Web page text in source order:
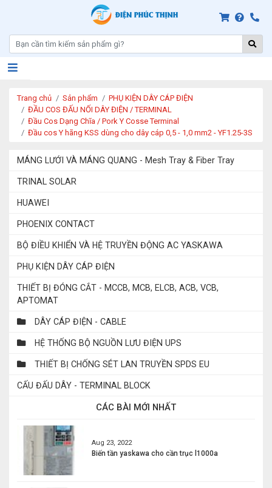
Trang chủ Sản phẩm
PHỤ KIỆN DÂY CÁP ĐIỆN
ĐẦU COS ĐẤU NỐI DÂY ĐIỆN / TERMINAL
Đầu Cos Dạng Chĩa / Pork Y Cosse Terminal
Đầu cos Y hãng KSS dùng cho dây cáp 0,5 - 1,0 mm2 - YF1.25-3S
MÁNG LƯỚI VÀ MÁNG QUANG - Mesh Tray & Fiber Tray
TRINAL SOLAR
HUAWEI
PHOENIX CONTACT
BỘ ĐIỀU KHIỂN VÀ HỆ TRUYỀN ĐỘNG AC YASKAWA
PHỤ KIỆN DÂY CÁP ĐIỆN
THIẾT BỊ ĐÓNG CẮT - MCCB, MCB, ELCB, ACB, VCB,
APTOMAT
DÂY CÁP ĐIỆN - CABLE
HỆ THỐNG BỘ NGUỒN LƯU ĐIỆN UPS
THIẾT BỊ CHỐNG SÉT LAN TRUYỀN SPDS EU
CẤU ĐẤU DÂY - TERMINAL BLOCK
CÁC BÀI MỚI NHẤT
Aug 23, 2022
Biến tần yaskawa cho cần trục l1000a